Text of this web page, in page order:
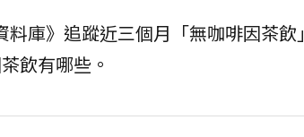
庫》追蹤近三個月「無咖啡因茶飲」
飲有哪些。